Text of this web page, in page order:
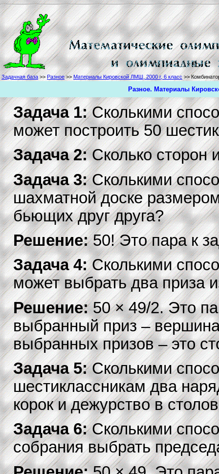
Задачная база>> Разное>> Материалы Кировской ЛМШ, 2000 г, 6 класс>>
Разное. Материалы
Задача 1:Сколькими
может построить 50
Задача 2:Сколько сторон
Задача 3:Сколькими
шахматной доске
бьющих друг друга?
Решение:50! Это пара к
Задача 4:Сколькими
может выбрать два приза
Решение:50 × 49/2. Это
выбранный приз –
выбранных призов – это
Задача 5:Сколькими
шестиклассникам два
корок и дежурство в
Задача 6:Сколькими
собрания выбрать